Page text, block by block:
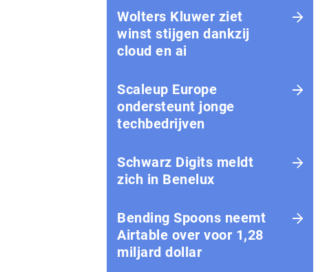
Wolters Kluwer ziet
winst stijgen dankzij
cloud en ai
Scaleup Europe
ondersteunt jonge
techbedrijven
Schwarz Digits meldt
zich in Benelux
Bending Spoons neemt
Airtable over voor 1,28
miljard dollar